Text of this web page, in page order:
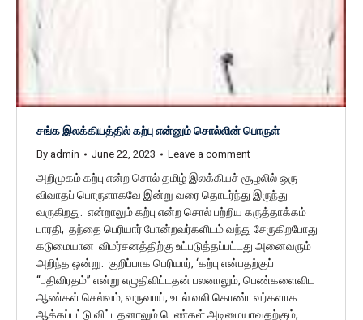
சங்க இலக்கியத்தில் கற்பு என்னும் சொல்லின் பொருள்
By admin June 22, 2023 Leave a comment
அறிமுகம் கற்பு என்ற சொல் தமிழ் இலக்கியச் சூழலில் ஒரு
விவாதப் பொருளாகவே இன்று வரை தொடர்ந்து இருந்து
வருகிறது. என்றாலும் கற்பு என்ற சொல் பற்றிய கருத்தாக்கம்
பாரதி, தந்தை பெரியார் போன்றவர்களிடம் வந்து சேருகிறபோது
கடுமையான விமர்சனத்திற்கு உட்படுத்தப்பட்டது அனைவரும்
அறிந்த ஒன்று. குறிப்பாக பெரியார், ‘கற்பு என்பதற்குப்
“பதிவிரதம்” என்று எழுதிவிட்டதன் பலனாலும், பெண்களைவிட
ஆண்கள் செல்வம், வருவாய், உடல் வலி கொண்டவர்களாக
ஆக்கப்பட்டு விட்டதனாலும் பெண்கள் அடிமையாவதற்கும்,